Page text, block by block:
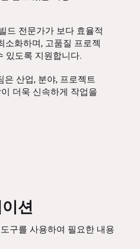
드 전문가가 보다 효율적
소화하며, 고품질 프로젝
있도록 지원합니다.
은 산업, 분야, 프로젝트
더욱 신속하게 작업을
션
구를 사용하여 필요한 내용